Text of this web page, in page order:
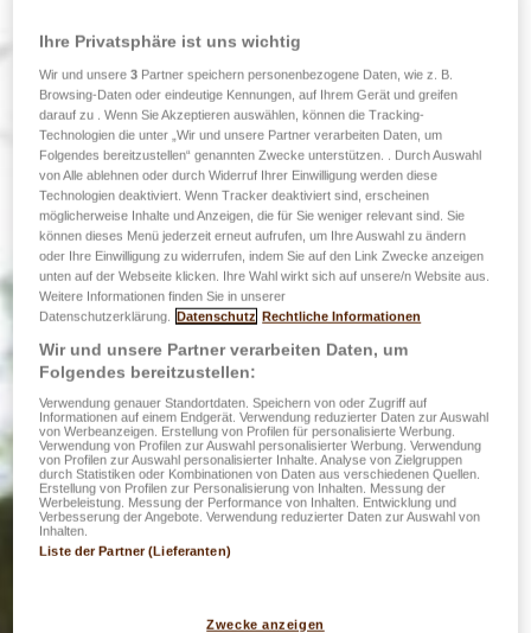
Ihre Privatsphäre ist uns wichtig
Wir und unsere3 Partner speichern personenbezogene Daten, wie z. B.
Browsing-Daten oder eindeutige Kennungen, auf Ihrem Gerät und greifen
darauf zu . Wenn Sie Akzeptieren auswählen, können die Tracking-
Technologien die unter „Wir und unsere Partner verarbeiten Daten, um
Folgendes bereitzustellen“ genannten Zwecke unterstützen. . Durch Auswahl
von Alle ablehnen oder durch Widerruf Ihrer Einwilligung werden diese
Technologien deaktiviert. Wenn Tracker deaktiviert sind, erscheinen
möglicherweise Inhalte und Anzeigen, die für Sie weniger relevant sind. Sie
können dieses Menü jederzeit erneut aufrufen, um Ihre Auswahl zu ändern
oder Ihre Einwilligung zu widerrufen, indem Sie auf den Link Zwecke anzeigen
unten auf der Webseite klicken. Ihre Wahl wirkt sich auf unsere/n Website aus.
Weitere Informationen finden Sie in unserer
Datenschutzerklärung. Datenschutz Rechtliche Informationen
Wir und unsere Partner verarbeiten Daten, um
Folgendes bereitzustellen:
Verwendung genauer Standortdaten. Speichern von oder Zugriff auf
Informationen auf einem Endgerät. Verwendung reduzierter Daten zur Auswahl
von Werbeanzeigen. Erstellung von Profilen für personalisierte Werbung.
Verwendung von Profilen zur Auswahl personalisierter Werbung. Verwendung
von Profilen zur Auswahl personalisierter Inhalte. Analyse von Zielgruppen
durch Statistiken oder Kombinationen von Daten aus verschiedenen Quellen.
Erstellung von Profilen zur Personalisierung von Inhalten. Messung der
Werbeleistung. Messung der Performance von Inhalten. Entwicklung und
Verbesserung der Angebote. Verwendung reduzierter Daten zur Auswahl von
Inhalten.
Liste der Partner (Lieferanten)
Zwecke anzeigen